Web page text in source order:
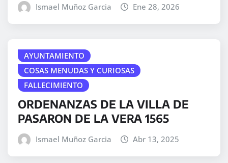
Ismael Muñoz Garcia Ene 28, 2026
AYUNTAMIENTO
COSAS MENUDAS Y CURIOSAS
FALLECIMIENTO
ORDENANZAS DE LA VILLA DE
PASARON DE LA VERA 1565
Ismael Muñoz Garcia Abr 13, 2025